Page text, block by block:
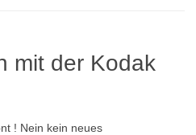
mit der Kodak
! Nein kein neues